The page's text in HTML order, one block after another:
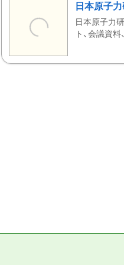
日本原子
日本原子力
ト、会議資